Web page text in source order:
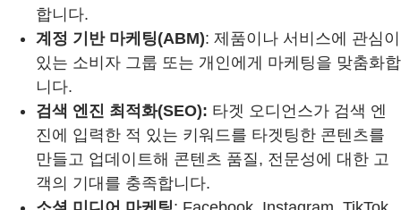
합니다.
계정 기반 마케팅(ABM): 제품이나 서비스에 관심이
있는 소비자 그룹 또는 개인에게 마케팅을 맞춤화합
니다.
검색 엔진 최적화(SEO): 타겟 오디언스가 검색 엔
진에 입력한 적 있는 키워드를 타겟팅한 콘텐츠를
만들고 업데이트해 콘텐츠 품질, 전문성에 대한 고
객의 기대를 충족합니다.